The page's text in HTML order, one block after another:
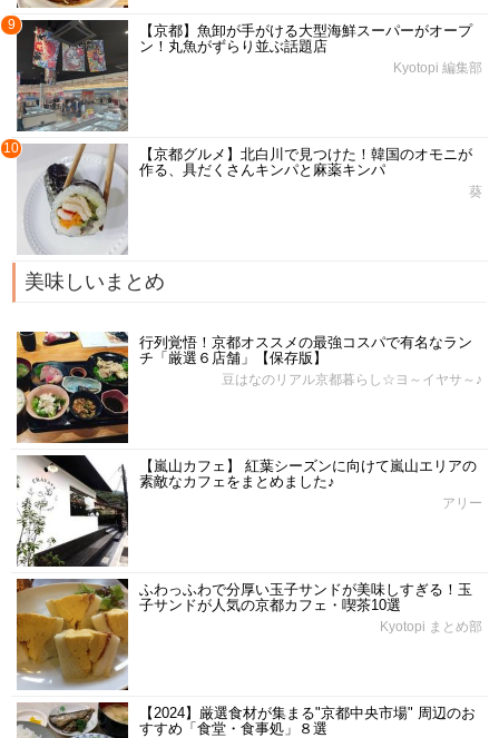
9
【京都】魚卸が手がける大型海鮮スーパーがオープ
ン！丸魚がずらり並ぶ話題店
Kyotopi 編集部
10
【京都グルメ】北白川で見つけた！韓国のオモニが
作る、具だくさんキンパと麻薬キンパ
葵
美味しいまとめ
行列覚悟！京都オススメの最強コスパで有名なラン
チ「厳選６店舗」【保存版】
豆はなのリアル京都暮らし☆ヨ～イヤサ～♪
【嵐山カフェ】 紅葉シーズンに向けて嵐山エリアの
素敵なカフェをまとめました♪
アリー
ふわっふわで分厚い玉子サンドが美味しすぎる！玉
子サンドが人気の京都カフェ・喫茶10選
Kyotopi まとめ部
【2024】厳選食材が集まる"京都中央市場" 周辺のお
すすめ「食堂・食事処」８選